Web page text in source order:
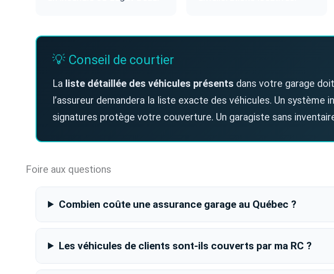
💡 Conseil de courtier
La liste détaillée des véhicules présents dans votre garage
l’assureur demandera la liste exacte des véhicules. Un
signatures protège votre couverture. Un garagiste sans
Foire aux questions
Combien coûte une assurance garage au Québec ?
Les véhicules de clients sont-ils couverts par ma RC ?